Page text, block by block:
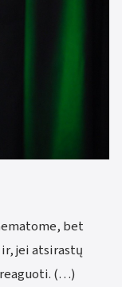
bet
jei atsirastų
(…)